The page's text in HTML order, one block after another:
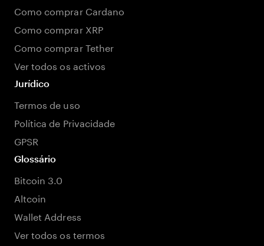
Como comprar Cardano
Como comprar XRP
Como comprar Tether
Ver todos os activos
Jurídico
Termos de uso
Política de Privacidade
GPSR
Glossário
Bitcoin 3.0
Altcoin
Wallet Address
Ver todos os termos